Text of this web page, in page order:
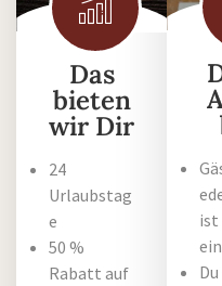
Das
bieten
wir Dir
24
Urlaubstag
e
50 %
Rabatt auf
ist
Du